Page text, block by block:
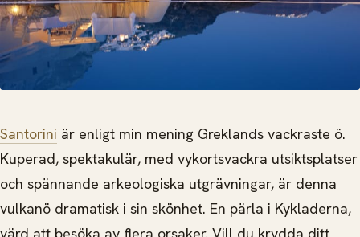
Santorini är enligt min mening Greklands vackraste ö.
Kuperad, spektakulär, med vykortsvackra utsiktsplatser
och spännande arkeologiska utgrävningar, är denna
vulkanö dramatisk i sin skönhet. En pärla i Kykladerna,
värd att besöka av flera orsaker. Vill du krydda ditt